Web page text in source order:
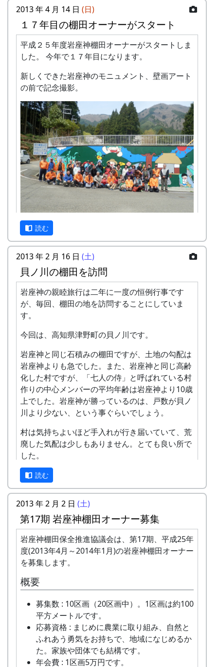
クラインガルテン岩座神 (PDF)
2013 年 4 月 14 日 (日)
１７年目の棚田オーナーがスタート
平成２５年度岩座神棚田オーナーがスタートしま
した。 今年で１７年目になります。
新しくできた岩座神のモニュメント、壁画アート
の前で記念撮影。
長年参加して下さっているオーナーが多くて、最
長は１６回目の参加です。
最初の自己紹介も、なんとなく、知合い同士の近
況報告みたいな感じになって、「４つだった子供
が高校生になりました」とか「子供が出て行って
二人だけになっちゃいました」とか「以前は隣の
区画を手伝ってあげる元気があったけど、もうだ
め」とか「腰は痛いわ、足は痛いわ、いつまで続
か、時の流れを感じさせられた対面式でした。
今年も楽しくやっていきましょう。
読む
2013 年 2 月 16 日 (土)
貝ノ川の棚田を訪問
岩座神の親睦旅行は二年に一度の恒例行事です
が、毎回、棚田の地を訪問することにしていま
す。
今回は、高知県津野町の貝ノ川です。
岩座神と同じ石積みの棚田ですが、土地の勾配は
岩座神よりも急でした。また、岩座神と同じ高齢
化した村ですが、「七人の侍」と呼ばれている村
作りの中心メンバーの平均年齢は岩座神より10歳
上でした。岩座神が勝っているのは、戸数が貝ノ
川より少ない、という事ぐらいでしょう。
村は気持ちよいほど手入れが行き届いていて、荒
廃した気配は少しもありません。とても良い所で
した。
読む
2013 年 2 月 2 日 (土)
第17期 岩座神棚田オーナー募集
岩座神棚田保全推進協議会は、第17期、平成25年
度(2013年4月～2014年1月)の岩座神棚田オーナー
を募集します。
概要
募集数 : 10区画（20区画中）。1区画は約100
平方メートルです。
応募資格 : まじめに農業に取り組み、自然と
ふれあう勇気をお持ちで、地域になじめるか
た。家族や団体でも結構です。
年会費 : 1区画5万円です。